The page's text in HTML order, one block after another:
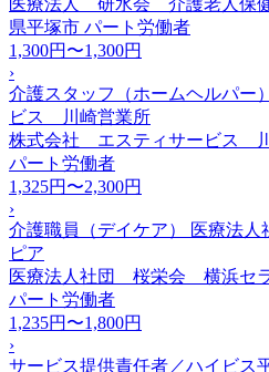
県平塚市 パート労働者
1,300円〜1,300円
›
介護スタッフ（ホームヘルパ
ビス 川崎営業所
株式会社 エスティサービス
パート労働者
1,325円〜2,300円
›
介護職員（デイケア） 医療法
ピア
医療法人社団 桜栄会 横浜セ
パート労働者
1,235円〜1,800円
›
サービス提供責任者／ハイビス